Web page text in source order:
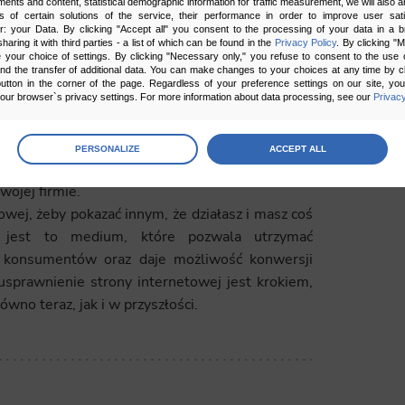
of certain solutions of the service, their performance in order to improve user
your Data. By clicking "Accept all" you consent to the processing of your data in a
it with third parties - a list of which can be found in the Privacy Policy. By clicking
your choice of settings. By clicking "Necessary only," you refuse to consent to the use
the transfer of additional data. You can make changes to your choices at any time by
in the corner of the page. Regardless of your preference settings on our site,
browser`s privacy settings. For more information about data processing, see our
preferences
functions such as site navigation and access to specific areas of the website. The website cannot
PERSONALIZE ACCEPT ALL
stronę i zwiększyć jej funkcjonalność
aktualnych potrzeb, jak np. wdrożenie
unikalne cechy swojej marki.
do świata online– dzięki naszej
nawiązać nowe, korzystając np. z możliwości
w utworzenie strony internetowej jest
Stała opłata za ciągłą usługę jest
firmie.
żeby pokazać innym, że działasz i masz coś
jest to medium, które pozwala utrzymać
oraz daje możliwość konwersji
strony internetowej jest krokiem,
teraz, jak i w przyszłości.